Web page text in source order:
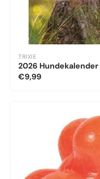
TRIXIE
2026 Hundekalender
€9,99